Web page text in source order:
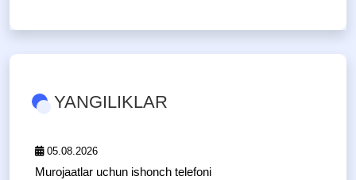
YANGILIKLAR
05.08.2026
Murojaatlar uchun ishonch telefoni